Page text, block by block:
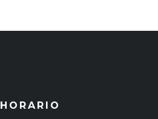
HORARIO